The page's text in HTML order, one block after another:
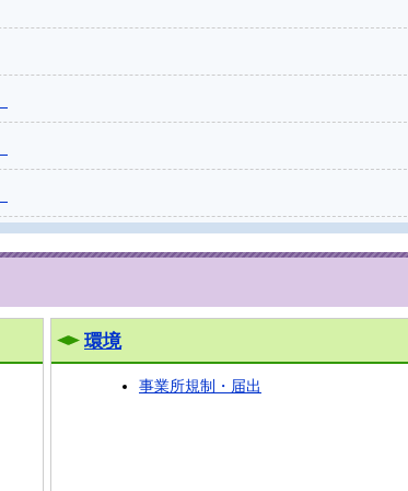
環境
事業所規制・届出